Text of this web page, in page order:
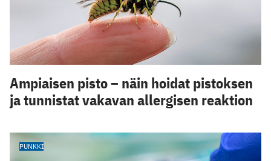
Ampiaisen pisto – näin hoidat pistoksen
ja tunnistat vakavan allergisen reaktion
PUNKKI